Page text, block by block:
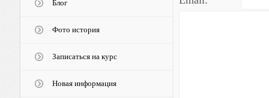
Блог
Фото история
Записаться на курс
Новая информация